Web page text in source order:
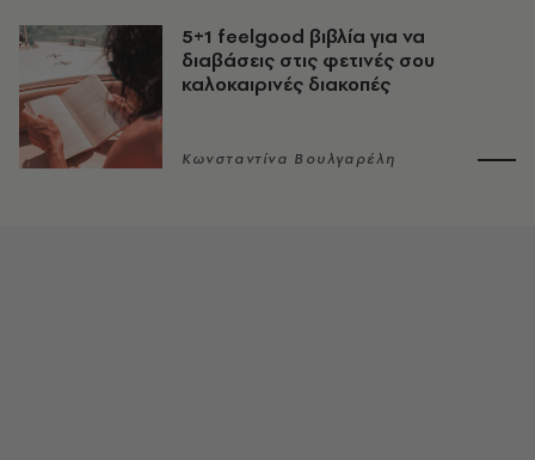
5+1 feelgood βιβλία για να
διαβάσεις στις φετινές σου
καλοκαιρινές διακοπές
Κωνσταντίνα Βουλγαρέλη